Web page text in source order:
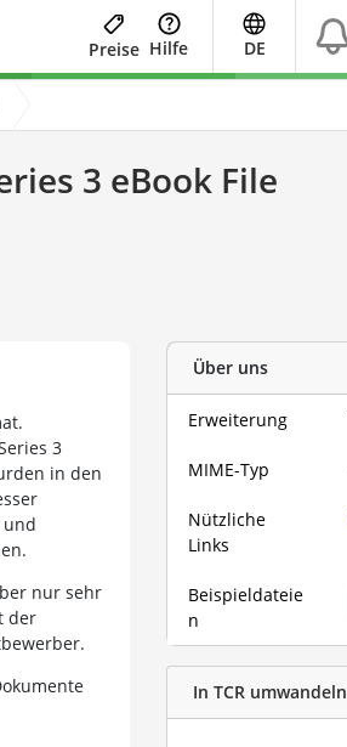
Preise Hilfe DE
3 eBook File
3
in den
und
nur sehr
der
Über uns
Erweiterung
MIME-Typ
Nützliche
Links
Beispieldateie
n
In TCR umwandeln